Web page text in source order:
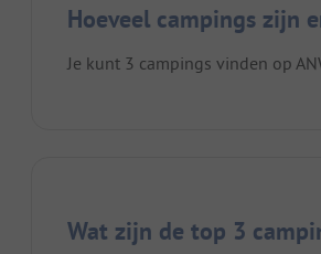
Hoeveel campings zijn
Je kunt 3 campings vinden op
Wat zijn de top 3